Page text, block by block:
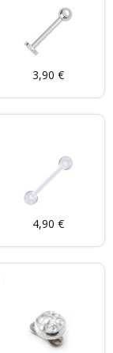
3,90 €
4,90 €